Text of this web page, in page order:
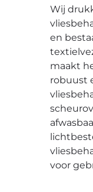
Wij
en
maakt
robuust
voor